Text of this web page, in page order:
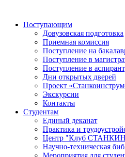
Поступающим
Довузовская подготовка
Приемная комиссия
Поступление на
Поступление в
Поступление в
Дни открытых дверей
Проект
Экскурсии
Контакты
Студентам
Единый деканат
Практика и
Центр "Клуб
Научно-техническая
Мероприятия для